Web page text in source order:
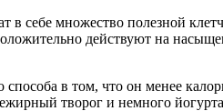
в себе множество полезной
действуют на
в том, что он менее
творог и немного